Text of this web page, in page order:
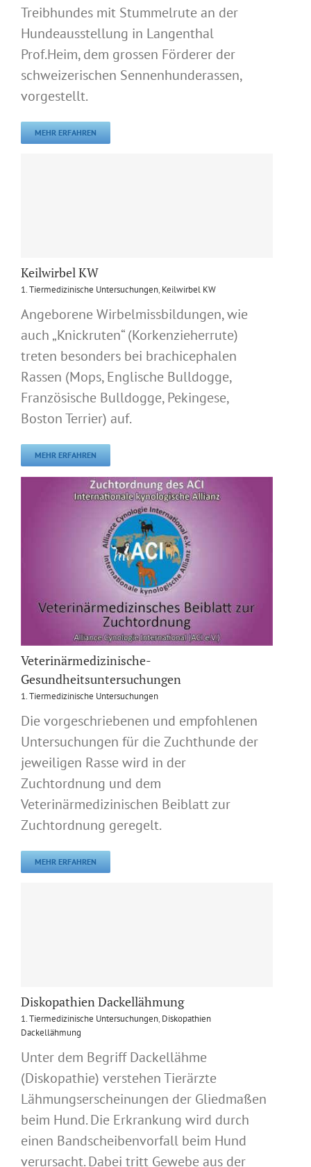
Treibhundes mit Stummelrute an der
Hundeausstellung in Langenthal
Prof.Heim, dem grossen Förderer der
schweizerischen Sennenhunderassen,
vorgestellt.
MEHR ERFAHREN
Keilwirbel KW
1. Tiermedizinische Untersuchungen, Keilwirbel KW
Angeborene Wirbelmissbildungen, wie
auch „Knickruten“ (Korkenzieherrute)
treten besonders bei brachicephalen
Rassen (Mops, Englische Bulldogge,
Französische Bulldogge, Pekingese,
Boston Terrier) auf.
MEHR ERFAHREN
Veterinärmedizinische-
Gesundheitsuntersuchungen
1. Tiermedizinische Untersuchungen
Die vorgeschriebenen und empfohlenen
Untersuchungen für die Zuchthunde der
jeweiligen Rasse wird in der
Zuchtordnung und dem
Veterinärmedizinischen Beiblatt zur
Zuchtordnung geregelt.
MEHR ERFAHREN
Diskopathien Dackellähmung
1. Tiermedizinische Untersuchungen, Diskopathien
Dackellähmung
Unter dem Begriff Dackellähme
(Diskopathie) verstehen Tierärzte
Lähmungserscheinungen der Gliedmaßen
beim Hund. Die Erkrankung wird durch
einen Bandscheibenvorfall beim Hund
verursacht. Dabei tritt Gewebe aus der